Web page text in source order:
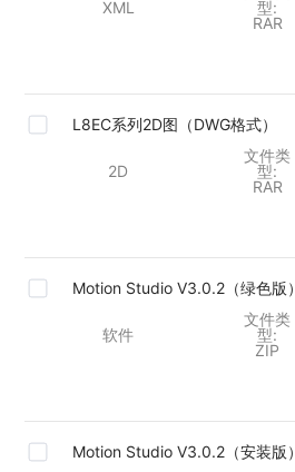
XML
型:
RAR
L8EC系列2D图（DWG格式）
2D
文件类
型:
RAR
Motion Studio V3.0.2（绿色版）
软件
文件类
型:
ZIP
Motion Studio V3.0.2（安装版）